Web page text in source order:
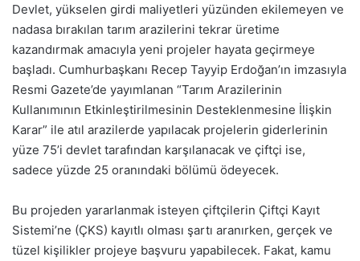
Devlet, yükselen girdi maliyetleri yüzünden ekilemeyen ve
nadasa bırakılan tarım arazilerini tekrar üretime
kazandırmak amacıyla yeni projeler hayata geçirmeye
başladı. Cumhurbaşkanı Recep Tayyip Erdoğan’ın imzasıyla
Resmi Gazete’de yayımlanan “Tarım Arazilerinin
Kullanımının Etkinleştirilmesinin Desteklenmesine İlişkin
Karar” ile atıl arazilerde yapılacak projelerin giderlerinin
yüze 75’i devlet tarafından karşılanacak ve çiftçi ise,
sadece yüzde 25 oranındaki bölümü ödeyecek.
Bu projeden yararlanmak isteyen çiftçilerin Çiftçi Kayıt
Sistemi’ne (ÇKS) kayıtlı olması şartı aranırken, gerçek ve
tüzel kişilikler projeye başvuru yapabilecek. Fakat, kamu